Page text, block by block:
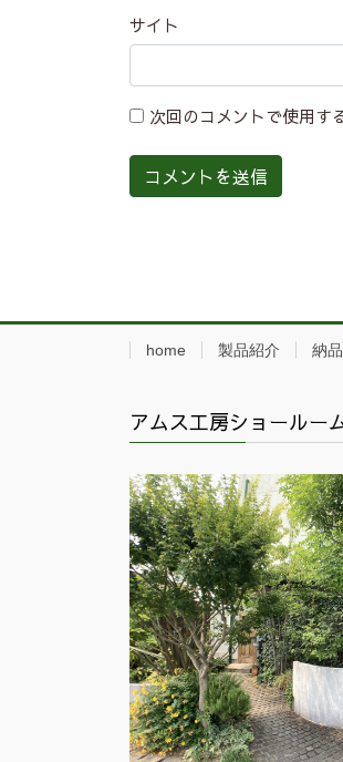
サイト
次回のコメントで使用す
home 製品紹介 納
アムス工房ショールー